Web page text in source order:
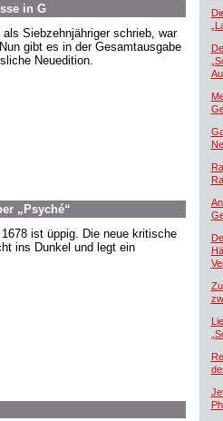
in G
Siebzehnjähriger schrieb, war
gibt es in der Gesamtausgabe
Neuedition.
„Psyché“
ist üppig. Die neue kritische
ins Dunkel und legt ein